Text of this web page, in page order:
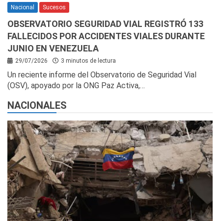
Nacional Sucesos
OBSERVATORIO SEGURIDAD VIAL REGISTRÓ 133
FALLECIDOS POR ACCIDENTES VIALES DURANTE
JUNIO EN VENEZUELA
29/07/2026 3 minutos de lectura
Un reciente informe del Observatorio de Seguridad Vial
(OSV), apoyado por la ONG Paz Activa,…
NACIONALES